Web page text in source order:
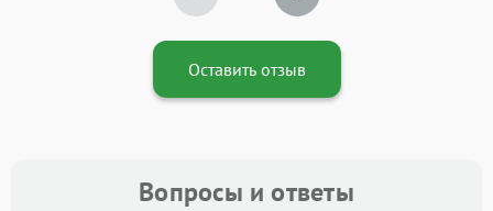
Оставить отзыв
Вопросы и ответы